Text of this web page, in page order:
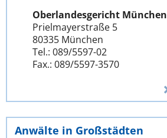
Oberlandesgericht München
Prielmayerstraße 5
80335 München
Tel.: 089/5597-02
Fax.: 089/5597-3570
Anwälte in Großstädten